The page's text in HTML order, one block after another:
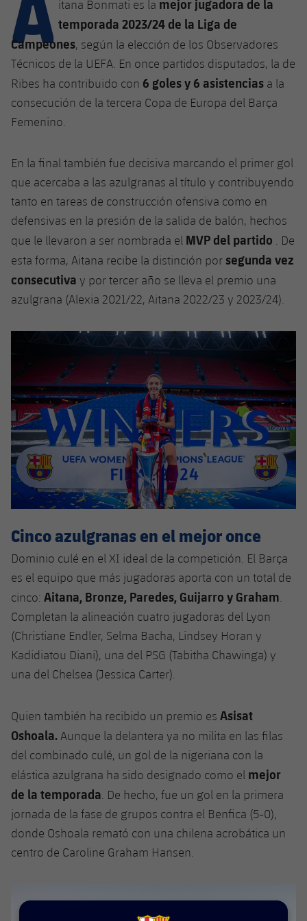
plusicon
más
Instalaciones
Spotify Camp Nou
Barça Cafe
Ciutat Esportiva
La Masia
plusicon
más
Servicios
plusicon
más
SUB13
SUB12
SUB11 A
SUB11 B
SUB10 A
SUB10 B
SUB9 B
SUB8 A
SUB8 B
SUB13 B
SUB12 C
SUB11 C
Entradas
Gameday Shows
Resultados
Fotos
Historia
Palmarés
Base
Barça Atlètic
Cadete A
Infantil A
Mini
Campus Verano
PLUSICON
MÁS
Primer Equipo
plusicon
más
Entradas
Resultados
Jugadores
Palmarés
plusicon
más
Calendario
Resultados
Clasificaciones
Jugadores
plusicon
más
Actualidad
Juvenil
Cadete A
Cadete B
Infantil A
Infantil B
PLUSICON
MÁS
Primer equipo
plusicon
más
Actualidad
Calendario
Entradas
Resultados
Clasificaciones
Jugadors
Fotos
Palmarés
Historia
Barça Atlètic
plusicon
más
Actualidad
Calendario
Resultados
Jugadores
Clasificaciones
Base
Juvenil
Cadete
Infantil
PLUSICON
MÁS
Primer equipo
plusicon
más
Actualidad
Resultados
Clasificaciones
Jugadores
Fotos
Palmarés
Barça Atlètic
plusicon
más
Actualidad
Resultados
Jugadores
Clasificaciones
Base
plusicon
más
Actualidad
Barça C
Junior
Juvenil
Infantil
Campus Verano
PLUSICON
MÁS
Información general
plusicon
más
Noticias
Atletismo
plusicon
más
Actualidad
Femenino
Agenda
Baloncesto en silla de ruedas
plusicon
más
Actualidad
Jugadores
Calendario
Resultados
Clasificaciones
Hockey sobre hielo
plusicon
más
Actualidad
Jugadores
Calendario
Resultados
Hockey hierba
plusicon
más
Hockey Hierba Masculino
Hockey Hierba Femenino
Patinaje artístico
plusicon
más
Actualidad
Plantilla
Escuela de Patinaje
Actualidad
Voleibol
itana Bonmati es la mejor jugadora de la
temporada 2023/24 de la Liga de
Campeones, según la elección de los Observadores
Técnicos de la UEFA. En once partidos disputados, la de
Ribes ha contribuido con 6 goles y 6 asistencias a la
consecución de la tercera Copa de Europa del Barça
Femenino.
En la final también fue decisiva marcando el primer gol
que acercaba a las azulgranas al título y contribuyendo
tanto en tareas de construcción ofensiva como en
defensivas en la presión de la salida de balón, hechos
que le llevaron a ser nombrada el MVP del partido . De
esta forma, Aitana recibe la distinción por segunda vez
consecutiva y por tercer año se lleva el premio una
azulgrana (Alexia 2021/22, Aitana 2022/23 y 2023/24).
Cinco azulgranas en el mejor once
Dominio culé en el XI ideal de la competición. El Barça
es el equipo que más jugadoras aporta con un total de
cinco: Aitana, Bronze, Paredes, Guijarro y Graham
Completan la alineación cuatro jugadoras del Lyon
(Christiane Endler, Selma Bacha, Lindsey Horan y
Kadidiatou Diani), una del PSG (Tabitha Chawinga) y
una del Chelsea (Jessica Carter).
Quien también ha recibido un premio es Asisat
Oshoala. Aunque la delantera ya no milita en las filas
del combinado culé, un gol de la nigeriana con la
elástica azulgrana ha sido designado como el mejor
de la temporada . De hecho, fue un gol en la primera
jornada de la fase de grupos contra el Benfica (5-0),
donde Oshoala remató con una chilena acrobática un
centro de Caroline Graham Hansen.